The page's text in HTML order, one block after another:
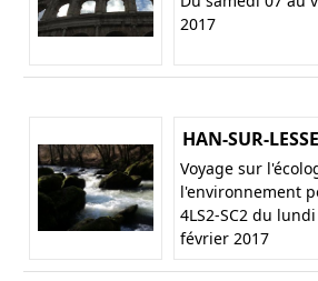
2017
HAN-SUR-LESSE
Voyage sur
l'environnement
4LS2-SC2 du
février 2017